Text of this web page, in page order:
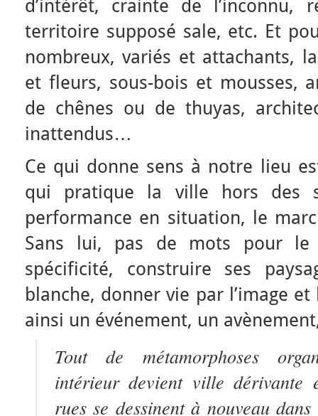
d’intérêt, crainte de l’inconnu,
territoire supposé sale, etc. Et
nombreux, variés et attachants,
et fleurs, sous-bois et mousses,
de chênes ou de thuyas,
inattendus…
Ce qui donne sens à notre lieu
qui pratique la ville hors des
performance en situation, le
Sans lui, pas de mots pour le
spécificité, construire ses
blanche, donner vie par l’image
ainsi un événement, un
Tout de métamorphoses
intérieur devient ville dérivante
rues se dessinent à nouveau